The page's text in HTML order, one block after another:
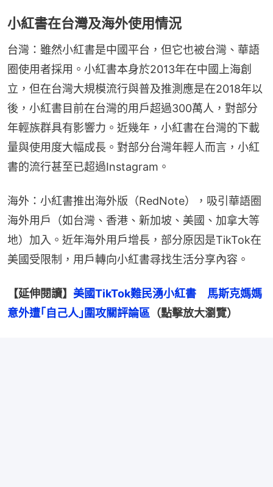
小紅書在台灣及海外使用情況
台灣：雖然小紅書是中國平台，但它也被台灣、華語
圈使用者採用。小紅書本身於2013年在中國上海創
立，但在台灣大規模流行與普及推測應是在2018年以
後，小紅書目前在台灣的用戶超過300萬人，對部分
年輕族群具有影響力。近幾年，小紅書在台灣的下載
量與使用度大幅成長。對部分台灣年輕人而言，小紅
書的流行甚至已超過Instagram。
海外：小紅書推出海外版（RedNote），吸引華語圈
海外用戶（如台灣、香港、新加坡、美國、加拿大等
地）加入。近年海外用戶增長，部分原因是TikTok在
美國受限制，用戶轉向小紅書尋找生活分享內容。
【延伸閱讀】 美國TikTok難民湧小紅書　馬斯克媽媽
意外遭｢自己人｣圍攻關評論區 （點擊放大瀏覽）